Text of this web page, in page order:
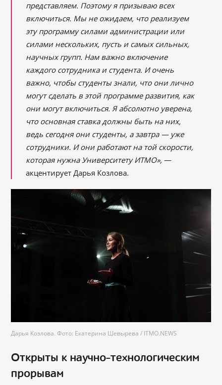
представляем. Поэтому я призываю всех
включиться. Мы не ожидаем, что реализуем
эту программу силами администрации или
силами нескольких, пусть и самых сильных,
научных групп. Нам важно включение
каждого сотрудника и студента. И очень
важно, чтобы студенты знали, что они лично
могут сделать в этой программе развития, как
они могут включиться. Я абсолютно уверена,
что основная ставка должны быть на них,
ведь сегодня они студенты, а завтра — уже
сотрудники. И они работают на той скорости,
которая нужна Университету ИТМО»,—
акцентирует Дарья Козлова.
Дарья Козлова. Фото: Екатерина Шевырева / ITMO.NEWS
Открыты к научно-технологическим
прорывам